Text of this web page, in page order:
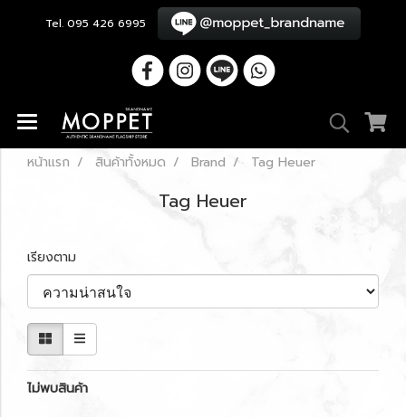
Tel. 095 426 6995
หน้าแรก สินค้าทั้งหมด Brand Tag Heuer
Tag Heuer
เรียงตาม
ไม่พบสินค้า